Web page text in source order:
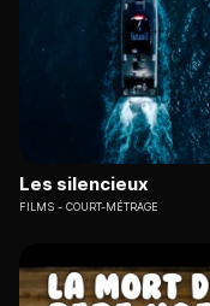
Les silencieux
FILMS COURT-MÉTRAGE